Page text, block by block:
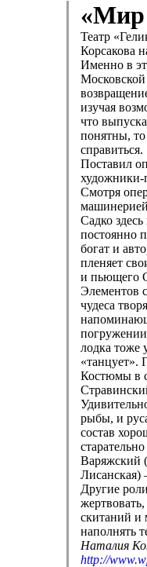
«Мир
Театр
Корсакова
Именно в
изучая
что
понятны, то
справиться.
Поставил
художники-
Смотря
машинерией
Садко
постоянно
богат и
пленяет
и пьющего
Элементов
чудеса
погружении
лодка тоже
«танцует».
Костюмы в
рыбы, и
состав
Варяжский
Лисанская)
Другие
скитаний и
наполнять
Наталия
http://